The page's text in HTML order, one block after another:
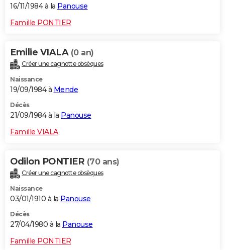
16/11/1984 à la Panouse
Famille PONTIER
Emilie VIALA (0 an)
Créer une cagnotte obsèques
Naissance
19/09/1984 à Mende
Décès
21/09/1984 à la Panouse
Famille VIALA
Odilon PONTIER (70 ans)
Créer une cagnotte obsèques
Naissance
03/01/1910 à la Panouse
Décès
27/04/1980 à la Panouse
Famille PONTIER